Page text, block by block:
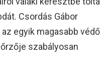
Csordás Gábor
egyik magasabb védő
szabályosan